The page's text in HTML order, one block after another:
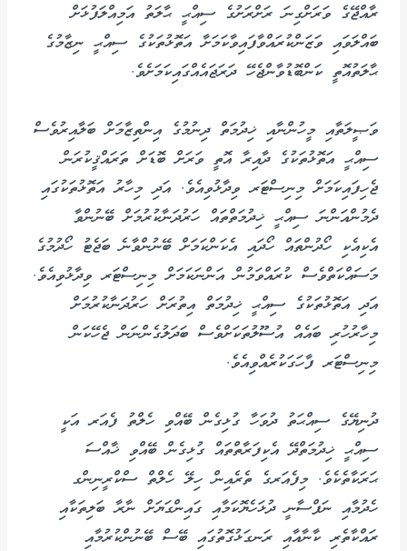
ރާއްޖޭގެ ވަރަށްގިނަ ރަށްރަށުގެ ސިއްޙީ ޙާލަތު އަމިއްލަފުޅަށް
ބައްލަވައި ވަޒަންކުރައްވާފައިވާކަމަށާ އަތޮޅުތަކުގެ ސިއްޙީ ނިޒާމުގެ
ޙާލަތުއޮތީ ކަންބޮޑުވާންޖެހޭ ދަރަޖައެއްގައިކަމަށެވެ.
ވަޞީލަތާއި މީހުންނާއި ޚިދުމަތް ދިނުމުގެ އިންތިޒާމަށް ބަލާއިރުވެސް
ސިއްޙީ އަތޮޅުތަކުގެ ދާއިރާ އޮތީ ވަރަށް ބޮޑަށް ތަރައްޤީކުރަން
ޖެހިފައިކަމަށް މިނިސްޓަރ ވިދާޅުވިއެވެ. އަދި މިހާރު އަތޮޅުތަކުގައި
ދެމުންއަންނަ ސިއްޙީ ޚިދުމަތްތައް ހަރުދަނާކުރުމަށް ބޭނުންވާ
އެކިއެކި ހޯދުންތައް ހޯދައި އެކަންކަމަށް ބޭނުންވާނެ ބަޖެޓު ހޯދުމުގެ
މަސައްކަތްވެސް ކުރައްވަމުން އަންނަކަމަށް މިނިސްޓަރ ވިދާޅުވިއެވެ.
އަދި އަތޮޅުތަކުގެ ސިއްޙީ ޚިދުމަތް އިތުރަށް ހަރުދަނާކުރުމަށް
މިހާރުހުރި ބައެއް އުސޫލުތަކަށްވެސް ބަދަލުގެންނަން ޖެހޭކަން
މިނިސްޓަރ ފާހަގަކުރެއްވިއެވެ.
ދުނިޔޭގެ ސިއްޙަތު ދުވަހާ ގުޅިގެން ބޭއްވި ހެލްތު ފެއަރ އަކީ
ސިއްޙީ ޚިދުމަތްދޭ އެކިފަރާތްތައް ގުޅިގެން ބޭއްވި ޚާއްސަ
ޙަރަކާތެކެވެ. މިފެއަރގެ ތެރެއިން ހިލޭ ހެލްތް ސްކްރީނިންގ
ހެދުމާއި ނަފްސާނީ ދުޅަހެޔޮކަމާއި ގައިންގަޔަށް ނާރާ ބަލިތަކާއި
ރައްކާތެރި ކާނާއާއި ރަނގަޅުގޮތުގައި ބޭސް ބޭނުންކުރުމާއި